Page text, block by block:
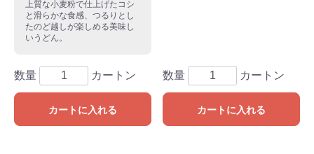
上質な小麦粉で仕上げたコシ
と滑らかな食感、つるりとし
たのど越しが楽しめる美味し
いうどん。
数量 カートン
カートに入れる
数量 カートン
カートに入れる